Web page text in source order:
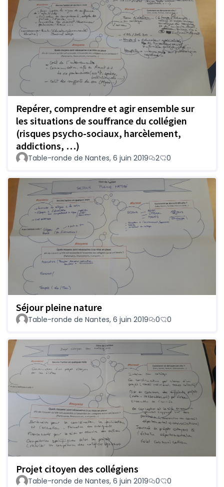
Repérer, comprendre et agir ensemble sur
les situations de souffrance du collégien
(risques psycho-sociaux, harcèlement,
addictions, …)
Table-ronde de Nantes, 6 juin 2019 2 0
Séjour pleine nature
Table-ronde de Nantes, 6 juin 2019 0 0
Projet citoyen des collégiens
Table-ronde de Nantes, 6 juin 2019 0 0